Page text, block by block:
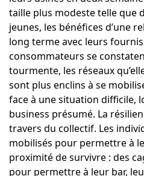
taille plus modeste telle que
jeunes, les bénéfices d’une
long terme avec leurs
consommateurs se
tourmente, les réseaux
sont plus enclins à se
face à une situation difficile,
business présumé. La
travers du collectif. Les
mobilisés pour permettre à
proximité de survivre : des
pour permettre à leur bar,